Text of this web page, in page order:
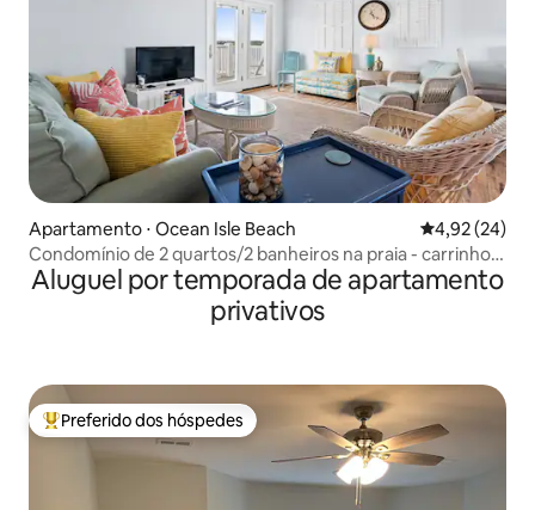
Apartamento ⋅ Ocean Isle Beach 4,92 de uma
4,92 (24)
Condomínio de 2 quartos/2 banheiros na praia - carrinhos
de golfe permitidos
Aluguel por temporada de apartamento
privativos
Entre os melhores preferidos dos hóspedes
Preferido dos hóspedes